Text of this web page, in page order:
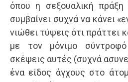
όπου η σεξουαλική πράξη
συμβαίνει συχνά να κάνει
νιώθει τύψεις ότι πράττει
με τον μόνιμο
σκέψεις αυτές (συχνά
ένα είδος άγχους στο